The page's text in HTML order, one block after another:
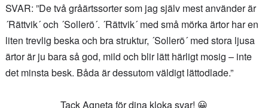
SVAR: ”De två gråärtssorter som jag själv mest använder är
´Rättvik´ och ´Sollerö´. ´Rättvik´ med små mörka ärtor har en
liten trevlig beska och bra struktur, ´Sollerö´ med stora ljusa
ärtor är ju bara så god, mild och blir lätt härligt mosig – inte
det minsta besk. Båda är dessutom väldigt lättodlade.”
Tack Agneta för dina kloka svar! 😀